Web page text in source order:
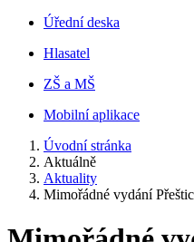
Úřední deska
Hlasatel
ZŠ a MŠ
Mobilní aplikace
Úvodní stránka
Aktuálně
Aktuality
Mimořádné vydání